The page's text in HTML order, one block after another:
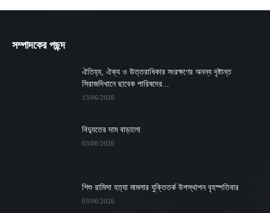
সম্পাদকের পছন্দ
ঐতিহ্য, ঐক্য ও উত্তরাধিকার সংরক্ষণের অনন্য দৃষ্টান্ত
সিরাজদিখানে ছাবেক পারিষদের...
13/06/2026
বিদ্যুতের দাম বাড়ালো
03/06/2026
শিশু রামিসা হত্যা মামলার যুক্তিতর্ক উপস্থাপন বৃহস্পতিবার
03/06/2026